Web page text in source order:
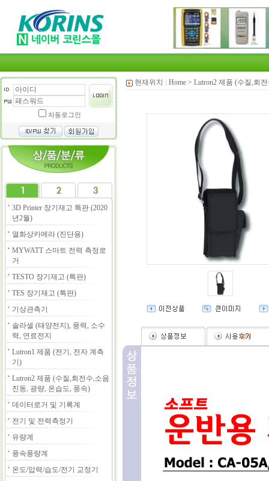
자동로그인
3D Printer 장기재고 특판 (2020
년2월)
열화상카메라 (진단용)
MYWATT 스마트 전력 측정로
거
TESTO 장기재고 (특판)
TES 장기재고 (특판)
기상관측기
솔라셀 (태양전지), 풍력, 소수
력, 연료전지
Lutron1 제품 (전기, 전자 계측
기)
Lutron2 제품 (수질,회전수,소음
진동, 광량, 온습도, 풍속)
데이터로거 및 기록계
전기 및 전력측정기
유량계
풍속풍량계
온도/압력/습도/전기 교정기
현재위치 : Home > Lutron2 제품 (수질,회
(0)